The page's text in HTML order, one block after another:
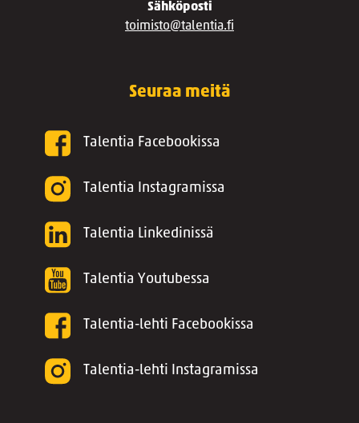
Sähköposti
toimisto@talentia.fi
Seuraa meitä
Talentia Facebookissa
Talentia Instagramissa
Talentia Linkedinissä
Talentia Youtubessa
Talentia-lehti Facebookissa
Talentia-lehti Instagramissa